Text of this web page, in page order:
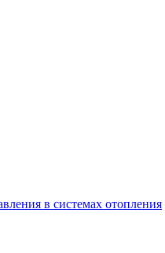
в системах отопления